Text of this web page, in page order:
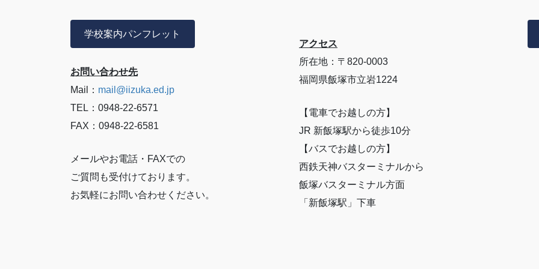
学校案内パンフレット
お問い合わせ先
Mail： mail@iizuka.ed.jp
TEL：0948-22-6571
FAX：0948-22-6581
メールやお電話・FAXでの
ご質問も受付けております。
お気軽にお問い合わせください。
アクセス
所在地：〒820-0003
福岡県飯塚市立岩1224
【電車でお越しの方】
JR 新飯塚駅から徒歩10分
【バスでお越しの方】
西鉄天神バスターミナルから
飯塚バスターミナル方面
「新飯塚駅」下車